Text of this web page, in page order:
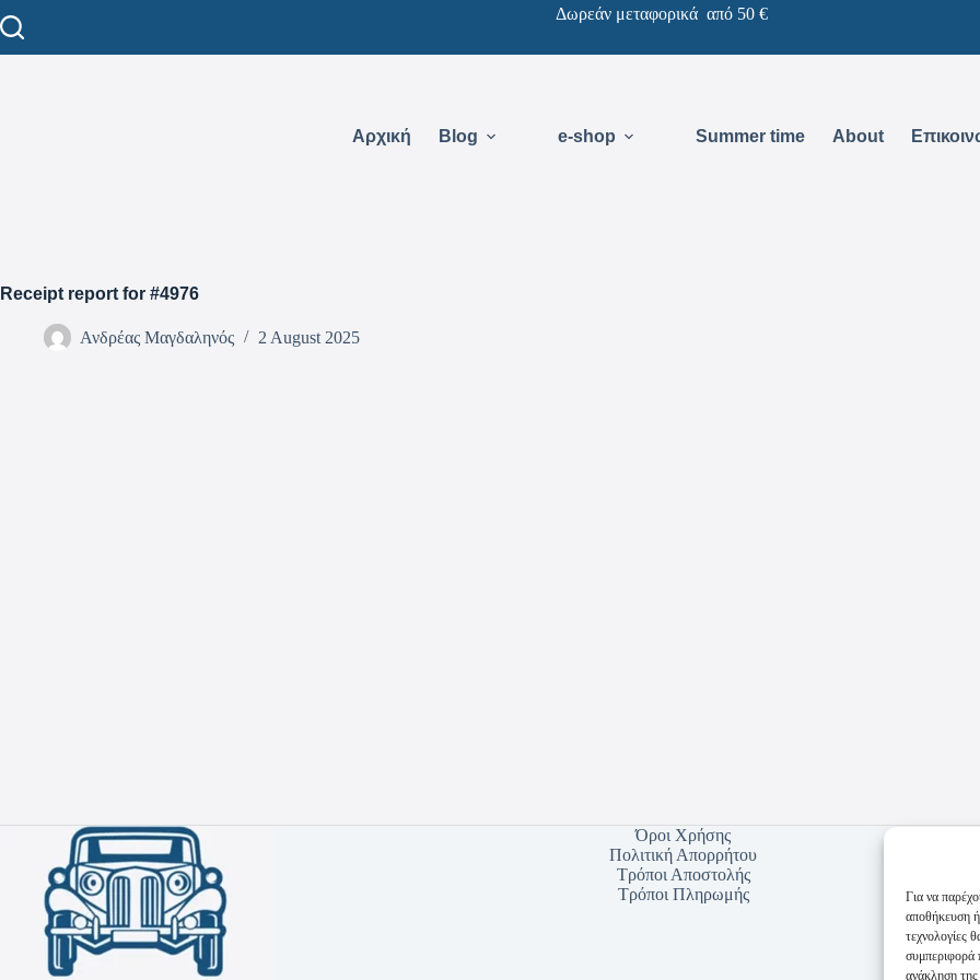
Για να
αποθήκευση
τεχνολογίες
συμπεριφορά
ανάκληση της
Δωρεάν μεταφορικά από 50 €
Αρχική Blog e-shop Summer time About
Receipt report for #4976
Ανδρέας Μαγδαληνός 2 August 2025
Όροι Χρήσης
Πολιτική Απορρήτου
Τρόποι Αποστολής
Τρόποι Πληρωμής